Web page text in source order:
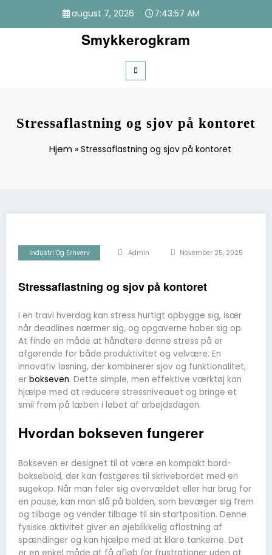
indhold
august 7, 2026 7:43:57 AM
Smykkerogkram
Stressaflastning og sjov på kontoret
Hjem» Stressaflastning og sjov på kontoret
Industri Og Erhverv Admin November 25, 2025
Stressaflastning og sjov på kontoret
I en travl hverdag kan stress hurtigt opbygge sig, især
når deadlines nærmer sig, og opgaverne hober sig op.
At finde en måde at håndtere denne stress på er
afgørende for både produktivitet og velvære. En
innovativ løsning, der kombinerer sjov og funktionalitet,
er bokseven. Dette simple, men effektive værktøj kan
hjælpe med at reducere stressniveauet og bringe et
smil frem på læben i løbet af arbejdsdagen.
Hvordan bokseven fungerer
Bokseven er designet til at være en kompakt bord-
boksebold, der kan fastgøres til skrivebordet med en
sugekop. Når man føler sig overvældet eller har brug for
en pause, kan man slå på bolden, som bevæger sig frem
og tilbage og vender tilbage til sin startposition. Denne
fysiske aktivitet giver en øjeblikkelig aflastning af
spændinger og kan hjælpe med at klare tankerne. Det
er en enkel måde at få afløb for frustrationer uden at